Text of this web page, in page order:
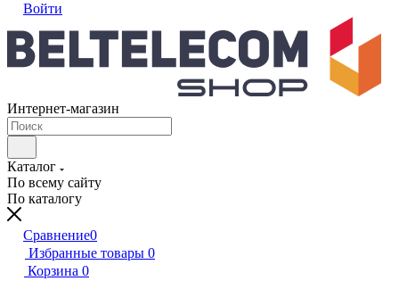
Войти
Интернет-магазин
Каталог
По всему сайту
По каталогу
Сравнение0
Избранные товары 0
Корзина 0